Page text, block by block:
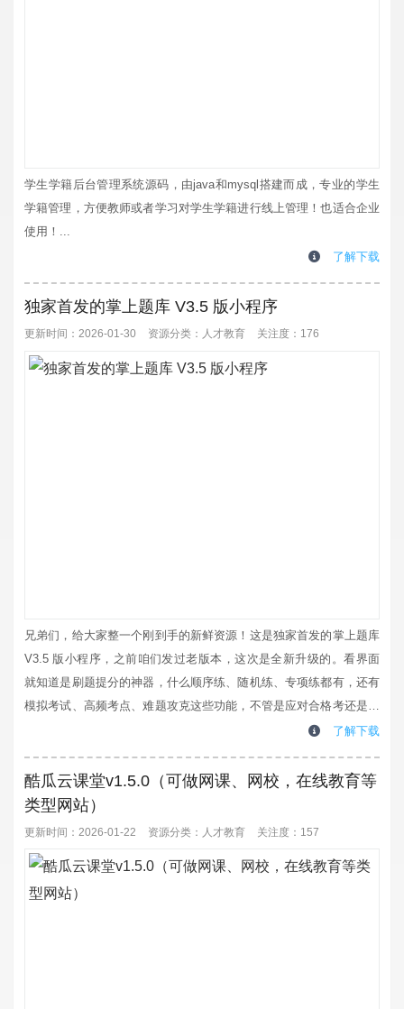
学生学籍后台管理系统源码，由java和mysql搭建而成，专业的学生
学籍管理，方便教师或者学习对学生学籍进行线上管理！也适合企业
使用！...
了解下载
独家首发的掌上题库 V3.5 版小程序
更新时间：2026-01-30 资源分类： 人才教育 关注度：176
兄弟们，给大家整一个刚到手的新鲜资源！这是独家首发的掌上题库
V3.5 版小程序，之前咱们发过老版本，这次是全新升级的。看界面
就知道是刷题提分的神器，什么顺序练、随机练、专项练都有，还有
模拟考试、高频考点、难题攻克这些功能，不管是应对合格考还是其
他考试，用来刷题备考都挺合适的。这个是平台会员分享给我的，我
了解下载
酷瓜云课堂v1.5.0（可做网课、网校，在线教育等
类型网站）
更新时间：2026-01-22 资源分类： 人才教育 关注度：157